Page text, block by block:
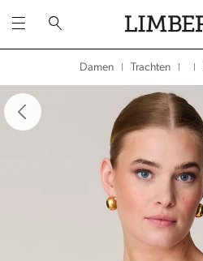
Damen Trachten
überspringen